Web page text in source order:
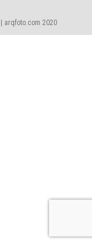
arqfoto.com 2020